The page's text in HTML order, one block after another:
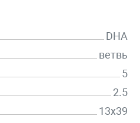
DHA
ветвь
5
2.5
13х39